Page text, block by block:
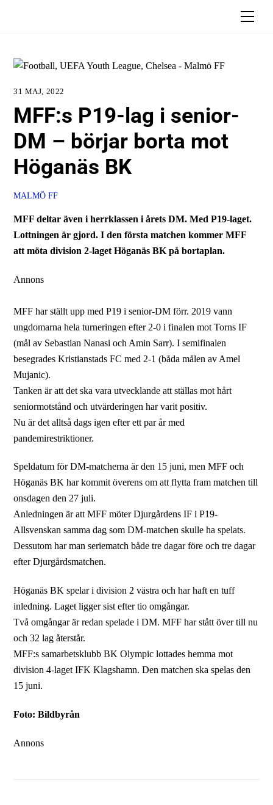
31 MAJ, 2022
MFF:s P19-lag i senior-
DM – börjar borta mot
Höganäs BK
MALMÖ FF
MFF deltar även i herrklassen i årets DM. Med P19-laget.
Lottningen är gjord. I den första matchen kommer MFF
att möta division 2-laget Höganäs BK på bortaplan.
Annons
MFF har ställt upp med P19 i senior-DM förr. 2019 vann
ungdomarna hela turneringen efter 2-0 i finalen mot Torns IF
(mål av Sebastian Nanasi och Amin Sarr). I semifinalen
besegrades Kristianstads FC med 2-1 (båda målen av Amel
Mujanic).
Tanken är att det ska vara utvecklande att ställas mot hårt
seniormotstånd och utvärderingen har varit positiv.
Nu är det alltså dags igen efter ett par år med
pandemirestriktioner.
Speldatum för DM-matcherna är den 15 juni, men MFF och
Höganäs BK har kommit överens om att flytta fram matchen till
onsdagen den 27 juli.
Anledningen är att MFF möter Djurgårdens IF i P19-
Allsvenskan samma dag som DM-matchen skulle ha spelats.
Dessutom har man seriematch både tre dagar före och tre dagar
efter Djurgårdsmatchen.
Höganäs BK spelar i division 2 västra och har haft en tuff
inledning. Laget ligger sist efter tio omgångar.
Två omgångar är redan spelade i DM. MFF har stått över till nu
och 32 lag återstår.
MFF:s samarbetsklubb BK Olympic lottades hemma mot
division 4-laget IFK Klagshamn. Den matchen ska spelas den
15 juni.
Foto: Bildbyrån
Annons